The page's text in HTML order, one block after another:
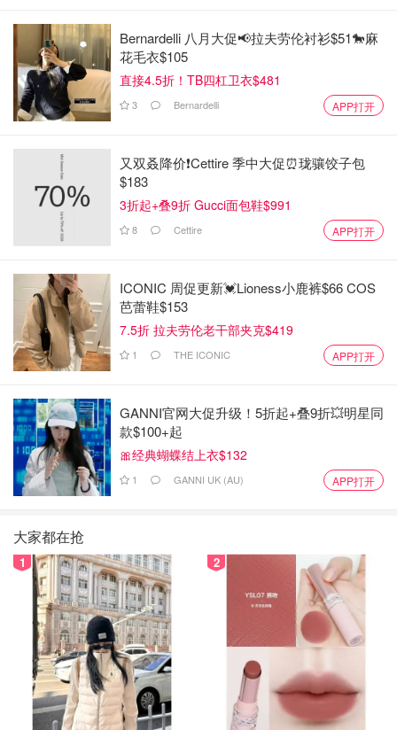
Bernardelli 八月大促📢拉夫劳伦衬衫$51🐎麻
花毛衣$105
直接4.5折！TB四杠卫衣$481
3 Bernardelli APP打开
又双叒降价❗️Cettire 季中大促⏰珑骧饺子包
$183
3折起+叠9折 Gucci面包鞋$991
8 Cettire APP打开
ICONIC 周促更新💓Lioness小鹿裤$66 COS
芭蕾鞋$153
7.5折 拉夫劳伦老干部夹克$419
1 THE ICONIC APP打开
GANNI官网大促升级！5折起+叠9折💥明星同
款$100+起
🎀经典蝴蝶结上衣$132
1 GANNI UK (AU) APP打开
大家都在抢
1 2